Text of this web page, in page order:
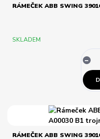
RÁMEČEK ABB SWING
SKLADEM
RÁMEČEK ABB SWING